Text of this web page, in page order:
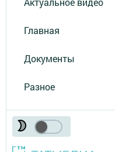
Главная
Документы
Разное